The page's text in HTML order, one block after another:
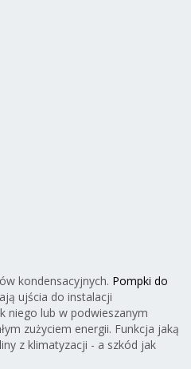
Grohe 22041GL0
zaworek katowy
pod baterie
1/2x1/2 cool
Grohe
zaworek
pod
1/2x1/2
kondensacyjnych. Pompki do
ujścia do instalacji
niego lub w podwieszanym
zużyciem energii. Funkcja jaką
z klimatyzacji - a szkód jak